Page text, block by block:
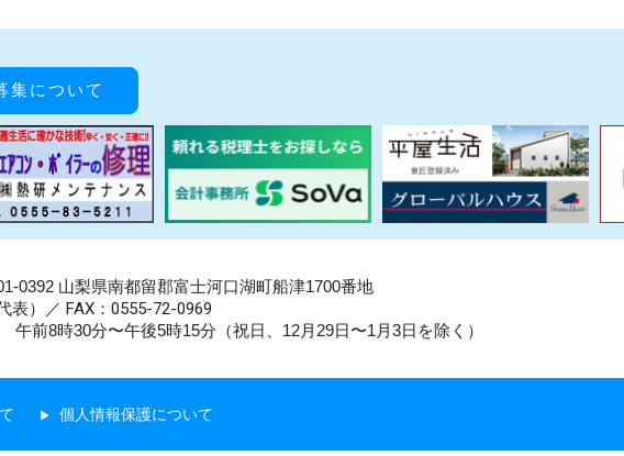
集について
0392 山梨県南都留郡富士河口湖町船津1700番地
表）／ FAX：0555-72-0969
前8時30分〜午後5時15分（祝日、12月29日〜1月3日を除く）
個人情報保護について